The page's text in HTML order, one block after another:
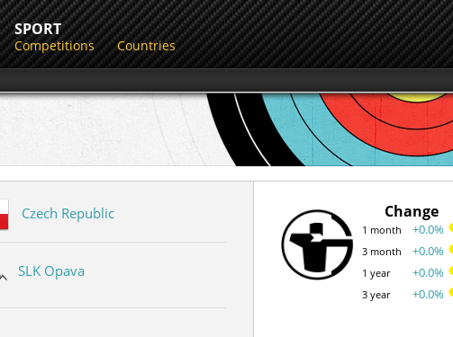
SPORT
Competitions Countries
Czech Republic
SLK Opava
Change
1 month
3 month
1 year
3 year
+0.0%
+0.0%
+0.0%
+0.0%